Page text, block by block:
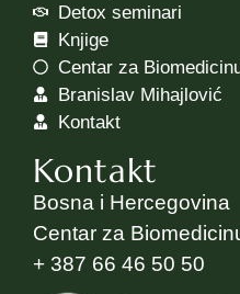
Detox seminari
Knjige
Centar za
Branislav Mihajlović
Kontakt
Kontakt
Bosna i Hercegovina
Centar za
+ 387 66 46 50 50